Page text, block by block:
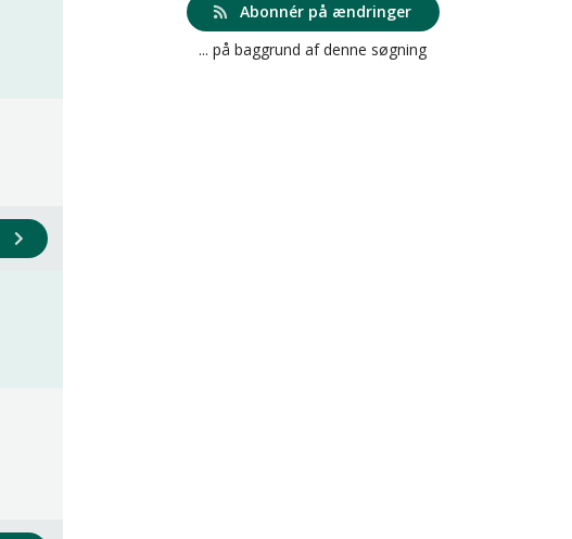
Abonnér på ændringer
... på baggrund af denne søgning